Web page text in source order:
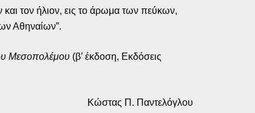
και τον ήλιον, εις το άρωμα των πεύκων,
Αθηναίων”.
Μεσοπολέμου (β’ έκδοση, Εκδόσεις
Κώστας Π. Παντελόγλου